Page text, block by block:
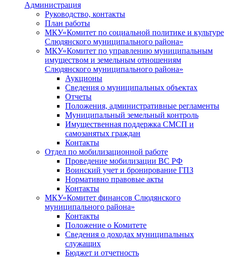
Администрация
Руководство, контакты
План работы
МКУ«Комитет по социальной политике и культуре
Слюдянского муниципального района»
МКУ«Комитет по управлению муниципальным
имуществом и земельным отношениям
Слюдянского муниципального района»
Аукционы
Сведения о муниципальных объектах
Отчеты
Положения, административные регламенты
Муниципальный земельный контроль
Имущественная поддержка СМСП и
самозанятых граждан
Контакты
Отдел по мобилизационной работе
Проведение мобилизации ВС РФ
Воинский учет и бронирование ГПЗ
Нормативно правовые акты
Контакты
МКУ«Комитет финансов Слюдянского
муниципального района»
Контакты
Положение о Комитете
Сведения о доходах муниципальных
служащих
Бюджет и отчетность